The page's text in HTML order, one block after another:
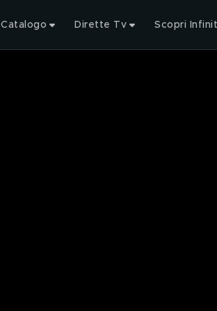
Catalogo Dirette Tv Scopri